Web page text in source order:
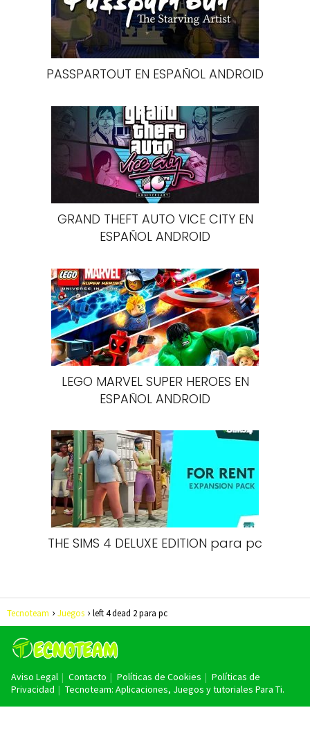
PASSPARTOUT EN ESPAÑOL ANDROID
GRAND THEFT AUTO VICE CITY EN
ESPAÑOL ANDROID
LEGO MARVEL SUPER HEROES EN
ESPAÑOL ANDROID
THE SIMS 4 DELUXE EDITION para pc
Tecnoteam Juegos left 4 dead 2 para pc
Aviso Legal Contacto Políticas de Cookies
Políticas de
Privacidad
Tecnoteam: Aplicaciones, Juegos y tutoriales Para Ti.